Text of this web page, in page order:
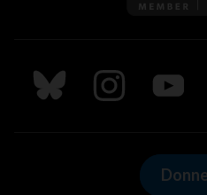
Suivez nous sur Bluesky
Suivez nous
Suivez